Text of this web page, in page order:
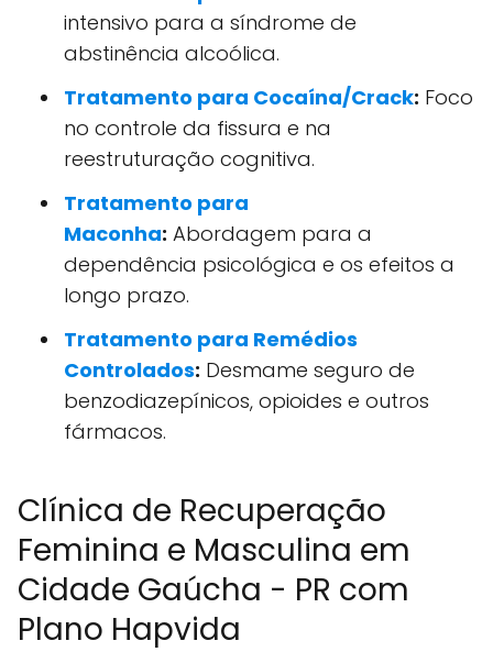
intensivo para a síndrome de
abstinência alcoólica.
Tratamento para Cocaína/Crack: Foco
no controle da fissura e na
reestruturação cognitiva.
Tratamento para
Maconha: Abordagem para a
dependência psicológica e os efeitos a
longo prazo.
Tratamento para Remédios
Controlados: Desmame seguro de
benzodiazepínicos, opioides e outros
fármacos.
Clínica de Recuperação
Feminina e Masculina em
Cidade Gaúcha - PR com
Plano Hapvida